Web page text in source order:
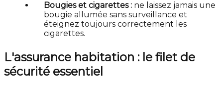
Bougies et cigarettes : ne laissez jamais une
bougie allumée sans surveillance et
éteignez toujours correctement les
cigarettes.
L'assurance habitation : le filet de
sécurité essentiel